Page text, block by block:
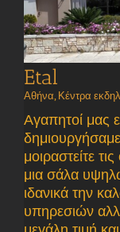
Etal
Αθήνα, Κέντρα
Αγαπητοί μας
μοιραστείτε
μια σάλα
ιδανικά την
υπηρεσιών